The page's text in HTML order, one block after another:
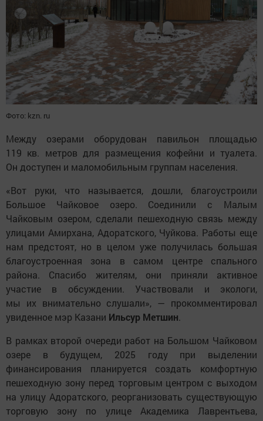
Фото: kzn. ru
Между озерами оборудован павильон площадью
119 кв. метров для размещения кофейни и туалета.
Он доступен и маломобильным группам населения.
«Вот руки, что называется, дошли, благоустроили
Большое Чайковое озеро. Соединили с Малым
Чайковым озером, сделали пешеходную связь между
улицами Амирхана, Адоратского, Чуйкова. Работы еще
нам предстоят, но в целом уже получилась большая
благоустроенная зона в самом центре спального
района. Спасибо жителям, они приняли активное
участие в обсуждении. Участвовали и экологи,
мы их внимательно слушали», — прокомментировал
увиденное мэр Казани Ильсур Метшин.
В рамках второй очереди работ на Большом Чайковом
озере в будущем, 2025 году при выделении
финансирования планируется создать комфортную
пешеходную зону перед торговым центром с выходом
на улицу Адоратского, реорганизовать существующую
торговую зону по улице Академика Лаврентьева,